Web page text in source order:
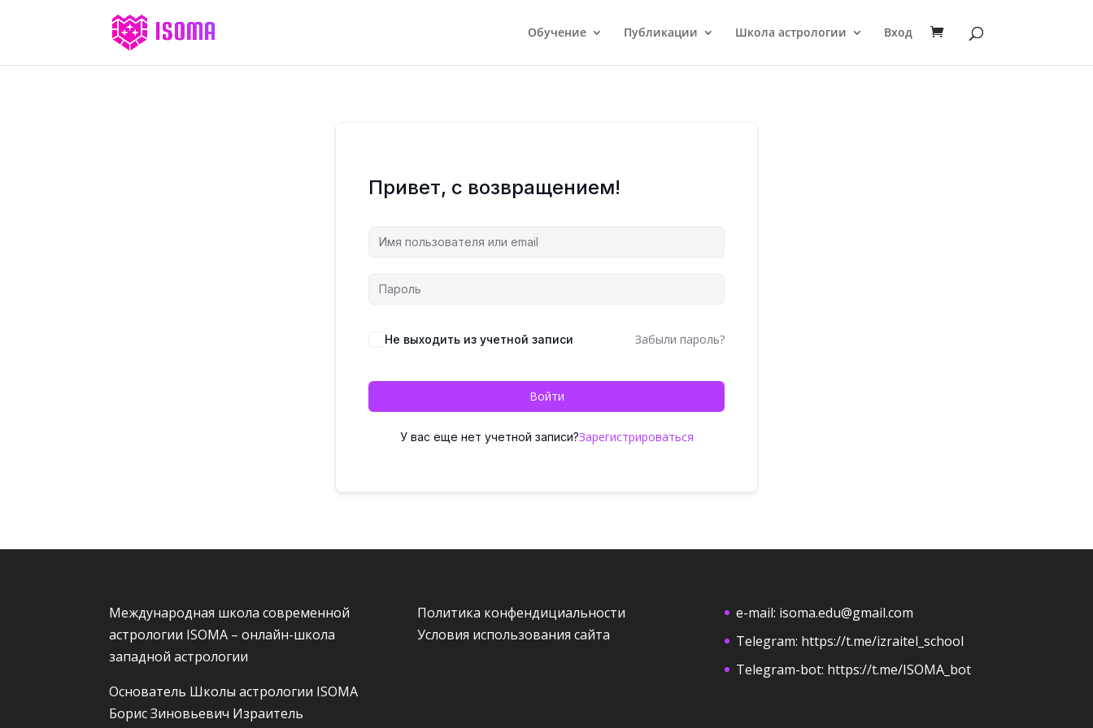
Обучение Публикации Школа астрологии Вход
Привет, с возвращением!
Не выходить из учетной записи Забыли пароль?
Войти
У вас еще нет учетной записи?Зарегистрироваться
Международная школа современной
астрологии ISOMA – онлайн-школа
западной астрологии
Основатель Школы астрологии ISOMA
Борис Зиновьевич Израитель
Политика конфендициальности
Условия использования сайта
e-mail: isoma.edu@gmail.com
Telegram: https://t.me/izraitel_school
Telegram-bot: https://t.me/ISOMA_bot